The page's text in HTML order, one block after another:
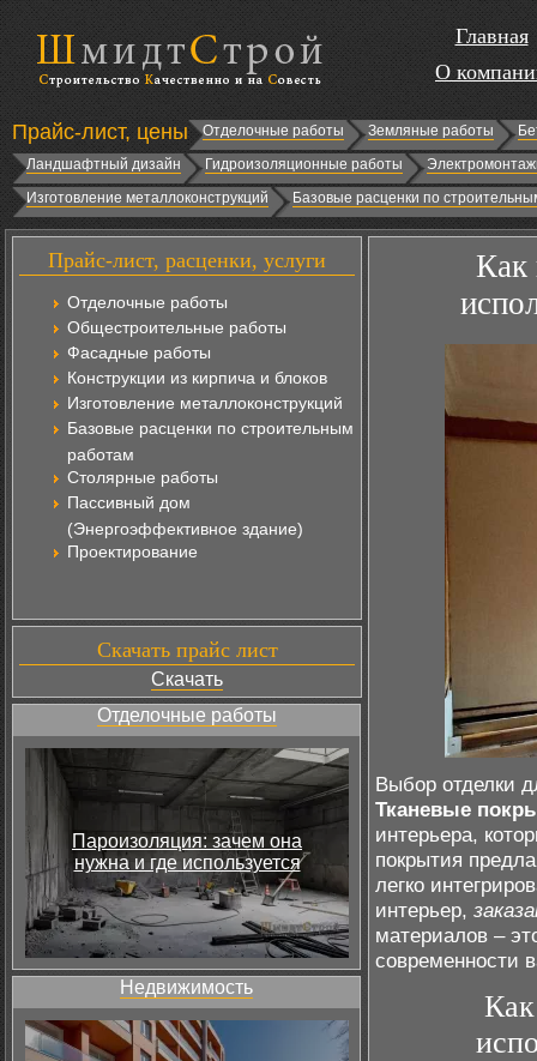
Главная
О
Прайс-лист, цены Отделочные работы Земляные работы
Ландшафтный дизайн
Гидроизоляционные работы
Изготовление металлоконструкций
Базовые расценки по
Прайс-лист, расценки, услуги
Отделочные работы
Общестроительные работы
Фасадные работы
Конструкции из кирпича и блоков
Изготовление металлоконструкций
Базовые расценки по строительным
работам
Столярные работы
Пассивный дом
(Энергоэффективное здание)
Проектирование
Скачать прайс лист
Скачать
Отделочные работы
Пароизоляция: зачем она
нужна и где используется
Недвижимость
Как
Выбор отделки
Тканевые
интерьера,
покрытия
легко
интерьер,
материалов –
современности